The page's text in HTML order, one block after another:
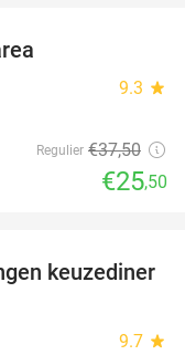
9.3 star
Regulier €37,50
€25,50
30%
keuzediner
9.7 star